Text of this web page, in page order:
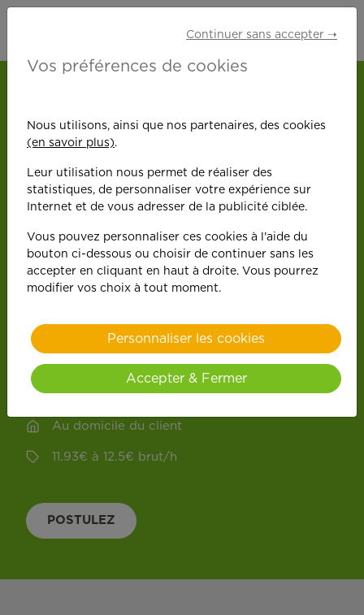
Retour
Aide à
domicile
(H/F)
Saint-
CDI
Temps partiel
Au domicile du client
11.93€ à 12.5€ brut/ h
POSTULEZ
Continuer sans accepter ➝
Vos préférences de cookies
Nous utilisons, ainsi que nos partenaires, des cookies
(en savoir plus).
Leur utilisation nous permet de réaliser des
statistiques, de personnaliser votre expérience sur
Internet et de vous adresser de la publicité ciblée.
Vous pouvez personnaliser ces cookies à l'aide du
bouton ci-dessous ou choisir de continuer sans les
accepter en cliquant en haut à droite. Vous pourrez
modifier vos choix à tout moment.
Personnaliser les cookies
Accepter & Fermer